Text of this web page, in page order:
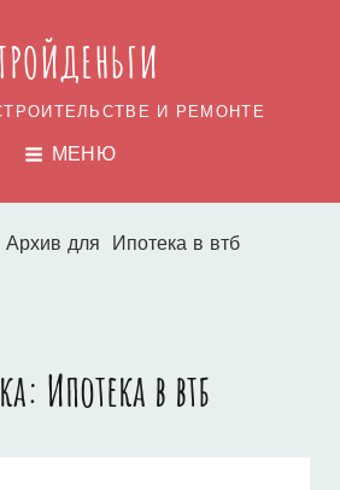
И РЕМОНТЕ
МЕНЮ
Архив для Ипотека в втб
Ипотека в втб